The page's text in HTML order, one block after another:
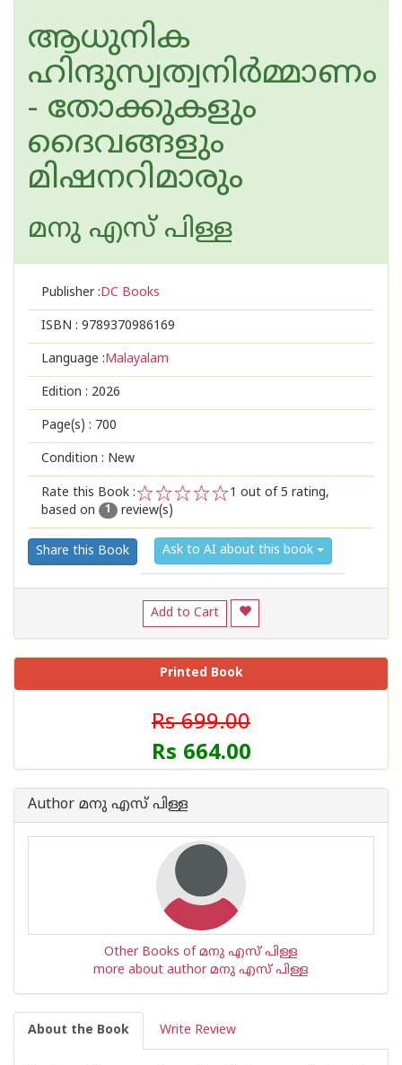
ആധുനിക
ഹിന്ദുസ്വത്വനിർമ്മാണം
- തോക്കുകളും
ദൈവങ്ങളും
മിഷനറിമാരും
മനു എസ് പിള്ള
Publisher :DC Books
ISBN : 9789370986169
Language :Malayalam
Edition : 2026
Page(s) : 700
Condition : New
Rate this Book :
2
1
1 out of 5 rating,
based on
1 review(s)
Share this Book Ask to AI about this book
Add to Cart
Printed Book
Rs 699.00
Rs 664.00
Author മനു എസ് പിള്ള
Other Books of മനു എസ് പിള്ള
more about author മനു എസ് പിള്ള
About the Book Write Review